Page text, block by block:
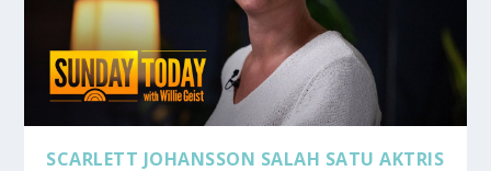
SCARLETT JOHANSSON SALAH SATU AKTRIS